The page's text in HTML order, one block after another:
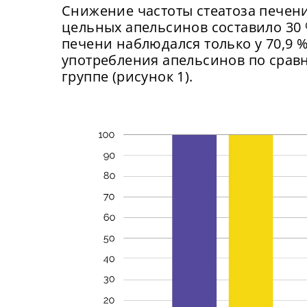
Снижение частоты стеатоза
цельных апельсинов составило 30
печени наблюдался только у 70,9
употребления апельсинов по
группе (рисунок 1).